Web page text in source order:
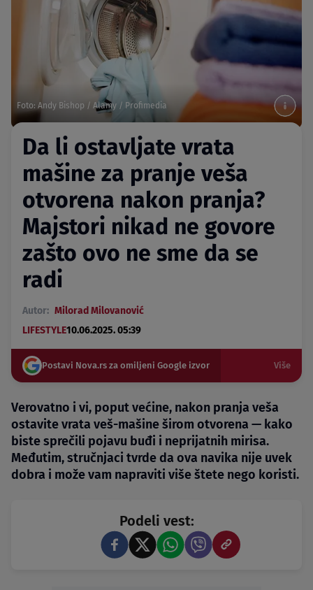
Foto: Andy Bishop / Alamy / Profimedia
Da li ostavljate vrata
mašine za pranje veša
otvorena nakon pranja?
Majstori nikad ne govore
zašto ovo ne sme da se
radi
Autor: Milorad Milovanović
LIFESTYLE10.06.2025. 05:39
Postavi Nova.rs za omiljeni Google izvor Više
Verovatno i vi, poput većine, nakon pranja veša
ostavite vrata veš-mašine širom otvorena — kako
biste sprečili pojavu buđi i neprijatnih mirisa.
Međutim, stručnjaci tvrde da ova navika nije uvek
dobra i može vam napraviti više štete nego koristi.
Podeli vest: